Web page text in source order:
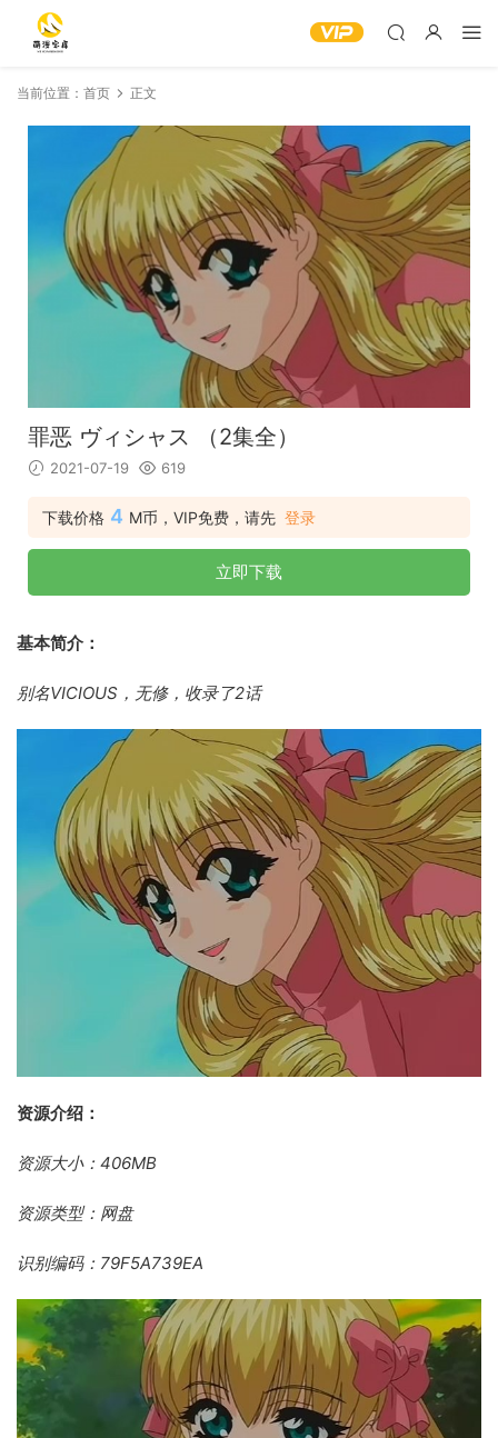
当前位置： 首页 正文
罪恶 ヴィシャス （2集全）
2021-07-19 619
下载价格 4 M币，VIP免费，请先 登录
立即下载
基本简介：
别名VICIOUS，无修，收录了2话
资源介绍：
资源大小：406MB
资源类型：网盘
识别编码：79F5A739EA